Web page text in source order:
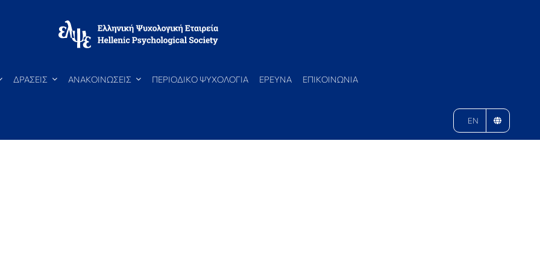
ΔΡΑΣΕΙΣ ΑΝΑΚΟΙΝΩΣΕΙΣ ΠΕΡΙΟΔΙΚΟ ΨΥΧΟΛΟΓΙΑ ΕΡΕΥΝΑ ΕΠΙΚΟΙΝΩΝΙΑ
EN